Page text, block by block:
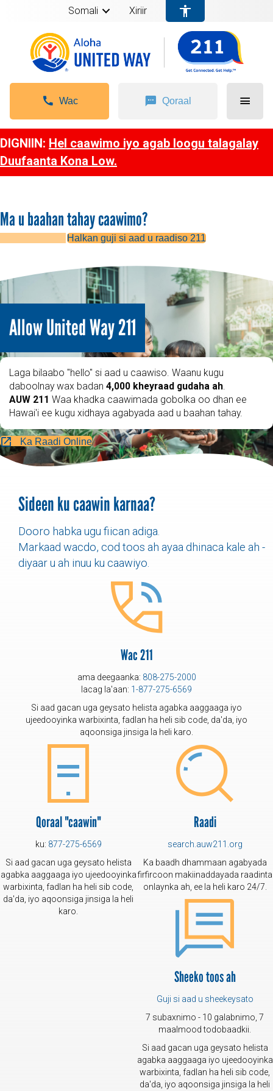
Somali Xiriir
Wac Qoraal
DIGNIIN: Hel caawimo iyo agab loogu talagalay
Duufaanta Kona Low.
Ma u baahan tahay caawimo?
Halkan guji si aad u raadiso 211
Allow United Way 211
Laga bilaabo "hello" si aad u caawiso. Waanu kugu
daboolnay wax badan 4,000 kheyraad gudaha ah.
AUW 211 Waa khadka caawimada gobolka oo dhan ee
Hawai'i ee kugu xidhaya agabyada aad u baahan tahay.
Ka Raadi Online
Sideen ku caawin karnaa?
Dooro habka ugu fiican adiga.
Markaad wacdo, cod toos ah ayaa dhinaca kale ah -
diyaar u ah inuu ku caawiyo.
Wac 211
ama deegaanka: 808-275-2000
lacag la'aan: 1-877-275-6569
Si aad gacan uga geysato helista agabka aaggaaga iyo
ujeedooyinka warbixinta, fadlan ha heli sib code, da'da, iyo
aqoonsiga jinsiga la heli karo.
Qoraal "caawin"
ku: 877-275-6569
Si aad gacan uga geysato helista
agabka aaggaaga iyo ujeedooyinka
warbixinta, fadlan ha heli sib code,
da'da, iyo aqoonsiga jinsiga la heli
karo.
Raadi
search.auw211.org
Ka baadh dhammaan agabyada
firfircoon makiinaddayada raadinta
onlaynka ah, ee la heli karo 24/7.
Sheeko toos ah
Guji si aad u sheekeysato
7 subaxnimo - 10 galabnimo, 7
maalmood todobaadkii.
Si aad gacan uga geysato helista
agabka aaggaaga iyo ujeedooyinka
warbixinta, fadlan ha heli sib code,
da'da, iyo aqoonsiga jinsiga la heli